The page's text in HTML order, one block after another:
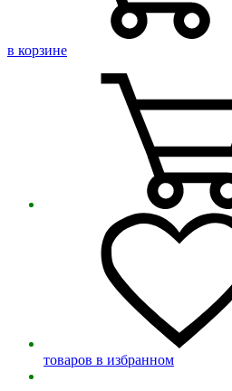
в корзине
товаров в избранном